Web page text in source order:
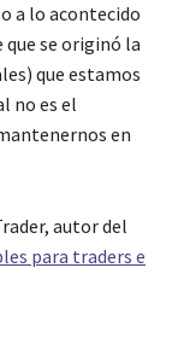
a lo acontecido
que se originó la
que estamos
no es el
en
autor del
para traders e